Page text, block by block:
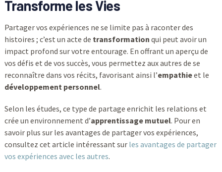
Transforme les Vies
Partager vos expériences ne se limite pas à raconter des
histoires ; c’est un acte de transformation qui peut avoir un
impact profond sur votre entourage. En offrant un aperçu de
vos défis et de vos succès, vous permettez aux autres de se
reconnaître dans vos récits, favorisant ainsi l’empathieet le
développement personnel.
Selon les études, ce type de partage enrichit les relations et
crée un environnement d’apprentissage mutuel. Pour en
savoir plus sur les avantages de partager vos expériences,
consultez cet article intéressant sur les avantages de partager
vos expériences avec les autres.